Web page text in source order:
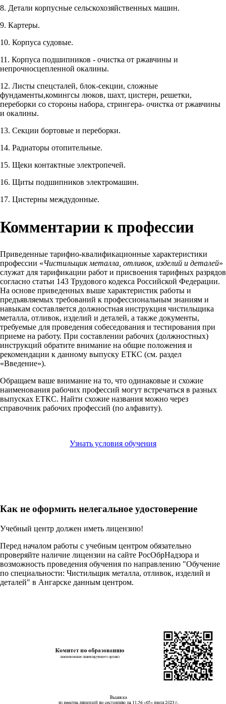
8. Детали корпусные сельскохозяйственных машин.
9. Картеры.
10. Корпуса судовые.
11. Корпуса подшипников - очистка от ржавчины и
непрочносцепленной окалины.
12. Листы спецсталей, блок-секции, сложные
фундаменты,комингсы люков, шахт, цистерн, решетки,
переборки со стороны набора, стрингера- очистка от ржавчины
и окалины.
13. Секции бортовые и переборки.
14. Радиаторы отопительные.
15. Щеки контактные электропечей.
16. Щиты подшипников электромашин.
17. Цистерны междудонные.
Комментарии к профессии
Приведенные тарифно-квалификационные характеристики
профессии «Чистильщик металла, отливок, изделий и деталей»
служат для тарификации работ и присвоения тарифных разрядов
согласно статьи 143 Трудового кодекса Российской Федерации.
На основе приведенных выше характеристик работы и
предъявляемых требований к профессиональным знаниям и
навыкам составляется должностная инструкция чистильщика
металла, отливок, изделий и деталей, а также документы,
требуемые для проведения собеседования и тестирования при
приеме на работу. При составлении рабочих (должностных)
инструкций обратите внимание на общие положения и
рекомендации к данному выпуску ЕТКС (см. раздел
«Введение»).
Обращаем ваше внимание на то, что одинаковые и схожие
наименования рабочих профессий могут встречаться в разных
выпусках ЕТКС. Найти схожие названия можно через
справочник рабочих профессий (по алфавиту).
Узнать условия обучения
Как не оформить нелегальное удостоверение
Учебный центр должен иметь лицензию!
Перед началом работы с учебным центром обязательно
проверяйте наличие лицензии на сайте РосОбрНадзора и
возможность проведения обучения по направлению "Обучение
по специальности: Чистильщик металла, отливок, изделий и
деталей" в Ангарске данным центром.